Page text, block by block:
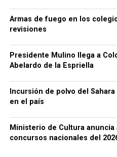
Armas de fuego en los
revisiones
Presidente Mulino llega a
Abelardo de la Espriella
Incursión de polvo del
en el país
Ministerio de Cultura
concursos nacionales del